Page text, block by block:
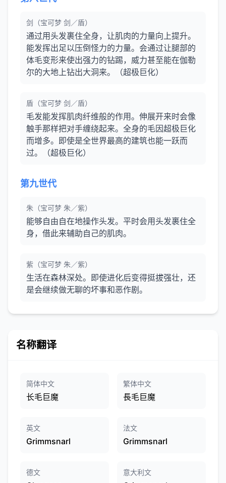
剑（宝可梦 剑／盾）
通过用头发裹住全身，让肌肉的力量向上提升。
能发挥出足以压倒怪力的力量。会通过让腿部的
体毛变形来使出强力的钻踢，威力甚至能在伽勒
尔的大地上钻出大洞来。（超极巨化）
盾（宝可梦 剑／盾）
毛发能发挥肌肉纤维般的作用。伸展开来时会像
触手那样把对手缠绕起来。全身的毛因超极巨化
而增多。即使是全世界最高的建筑也能一跃而
过。（超极巨化）
第九世代
朱（宝可梦 朱／紫）
能够自由自在地操作头发。平时会用头发裹住全
身，借此来辅助自己的肌肉。
紫（宝可梦 朱／紫）
生活在森林深处。即使进化后变得挺拔强壮，还
是会继续做无聊的坏事和恶作剧。
名称翻译
简体中文
长毛巨魔
繁体中文
長毛巨魔
英文
Grimmsnarl
法文
Grimmsnarl
德文 意大利文